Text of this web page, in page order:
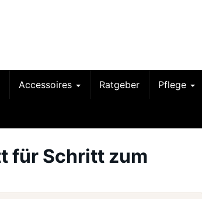
Accessoires Ratgeber Pflege
für Schritt zum